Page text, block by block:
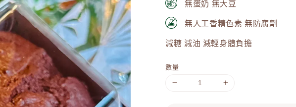
無蛋奶 無大豆
無人工香精色素 無防腐劑
減糖 減油 減輕身體負擔
數量